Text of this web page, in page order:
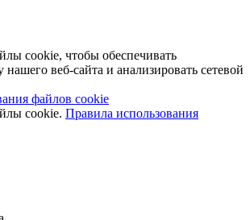
cookie, чтобы обеспечивать
веб-сайта и анализировать сетевой
файлов cookie
cookie. Правила использования